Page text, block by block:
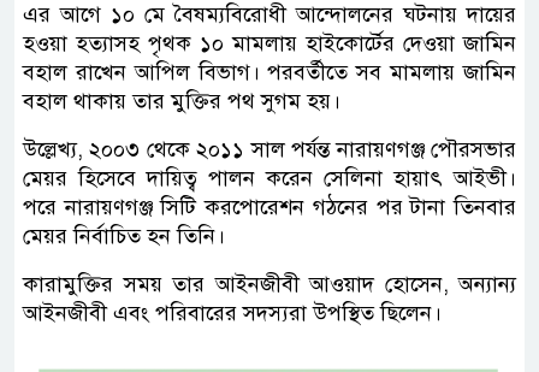
এর আগে ১০ মে বৈষম্যবিরোধী আন্দোলনের ঘটনায় দায়ের
হওয়া হত্যাসহ পৃথক ১০ মামলায় হাইকোর্টের দেওয়া জামিন
বহাল রাখেন আপিল বিভাগ। পরবর্তীতে সব মামলায় জামিন
বহাল থাকায় তার মুক্তির পথ সুগম হয়।
উল্লেখ্য, ২০০৩ থেকে ২০১১ সাল পর্যন্ত নারায়ণগঞ্জ পৌরসভার
মেয়র হিসেবে দায়িত্ব পালন করেন সেলিনা হায়াৎ আইভী।
পরে নারায়ণগঞ্জ সিটি করপোরেশন গঠনের পর টানা তিনবার
মেয়র নির্বাচিত হন তিনি।
কারামুক্তির সময় তার আইনজীবী আওয়াদ হোসেন, অন্যান্য
আইনজীবী এবং পরিবারের সদস্যরা উপস্থিত ছিলেন।